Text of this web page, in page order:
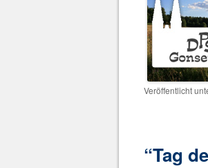
Veröffentlicht
“Tag